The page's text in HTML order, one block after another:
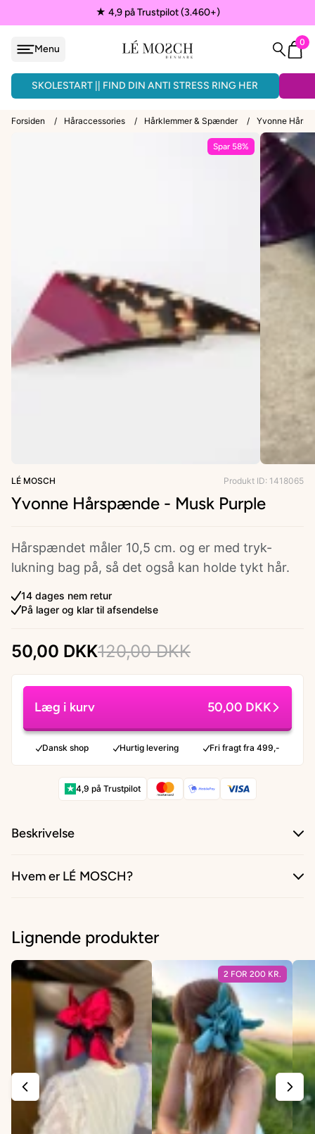
★ 4,9 på Trustpilot (3.460+)
Menu
0
SKOLESTART || FIND DIN ANTI STRESS RING HER
ARMBÅND - 3 FOR 150KR.
Forsiden / Håraccessories / Hårklemmer & Spænder / Yvonne
Spar 58%
LÉ MOSCH Produkt ID: 1418065
Yvonne Hårspænde - Musk Purple
Hårspændet måler 10,5 cm. og er med tryk-
lukning bag på, så det også kan holde tykt hår.
14 dages nem retur
På lager og klar til afsendelse
50,00 DKK120,00 DKK
Læg i kurv 50,00 DKK
Dansk shop Hurtig levering Fri fragt fra 499,-
★ 4,9 på Trustpilot
Beskrivelse
Hvem er LÉ MOSCH?
Lignende produkter
2 FOR 200 KR.